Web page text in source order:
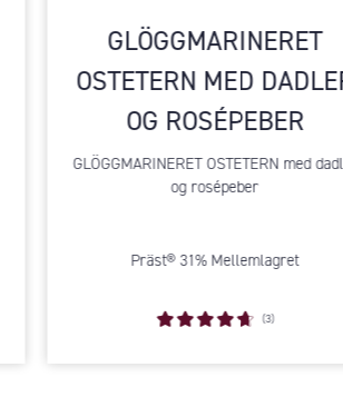
GLÖGGMARINERET
OSTETERN MED
OG ROSÉPEBER
GLÖGGMARINERET OSTETERN med
og rosépeber
Präst® 31% Mellemlagret
(3)